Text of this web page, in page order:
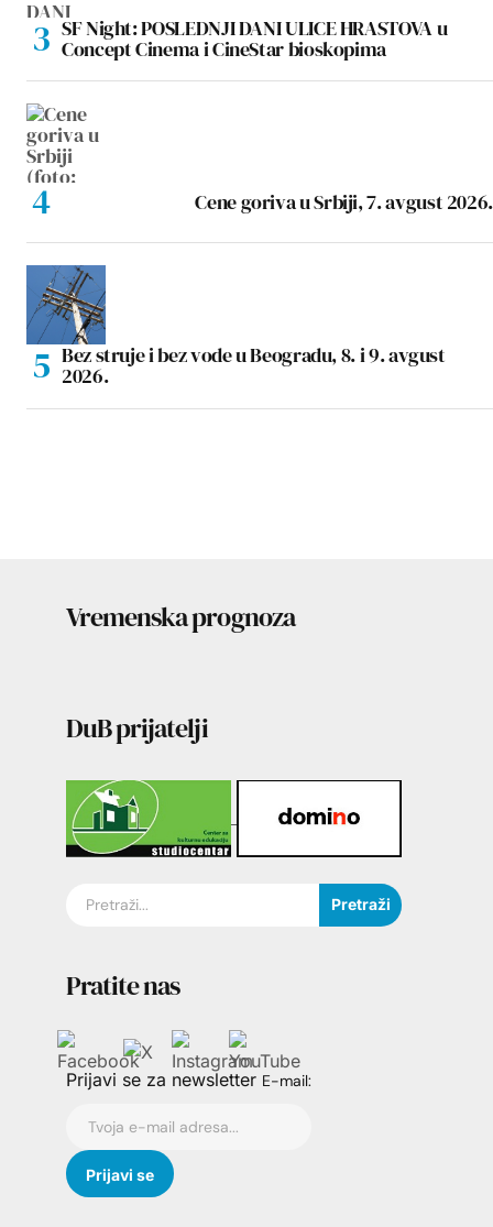
SF Night: POSLEDNJI DANI ULICE HRASTOVA u
Concept Cinema i CineStar bioskopima
Cene goriva u Srbiji, 7. avgust 2026.
Bez struje i bez vode u Beogradu, 8. i 9. avgust
2026.
Vremenska prognoza
DuB prijatelji
Pretraži
Pratite nas
Prijavi se za newsletter E-mail: